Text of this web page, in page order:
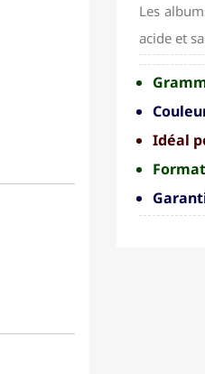
Les
acide et
Idéal